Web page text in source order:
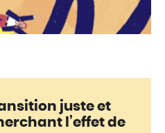
juste et
l’effet de